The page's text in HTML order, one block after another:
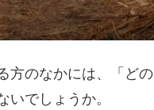
方のなかには、「ど
いでしょうか。